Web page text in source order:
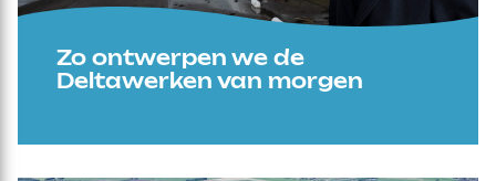
Zo ontwerpen we de
Deltawerken van morgen